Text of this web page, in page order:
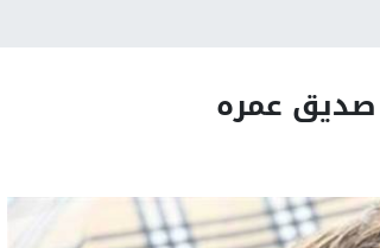
صديق عمره